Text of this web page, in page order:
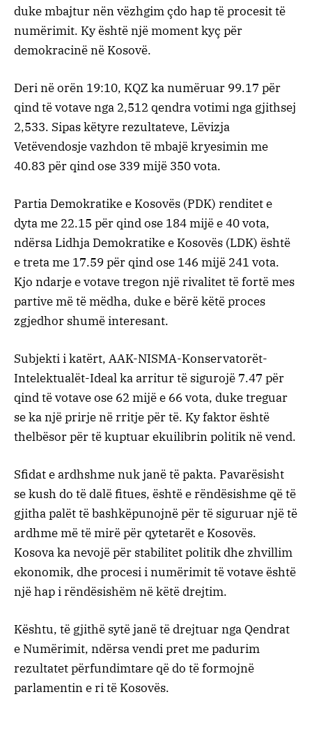
duke mbajtur nën vëzhgim çdo hap të procesit të
numërimit. Ky është një moment kyç për
demokracinë në Kosovë.
Deri në orën 19:10, KQZ ka numëruar 99.17 për
qind të votave nga 2,512 qendra votimi nga gjithsej
2,533. Sipas këtyre rezultateve, Lëvizja
Vetëvendosje vazhdon të mbajë kryesimin me
40.83 për qind ose 339 mijë 350 vota.
Partia Demokratike e Kosovës (PDK) renditet e
dyta me 22.15 për qind ose 184 mijë e 40 vota,
ndërsa Lidhja Demokratike e Kosovës (LDK) është
e treta me 17.59 për qind ose 146 mijë 241 vota.
Kjo ndarje e votave tregon një rivalitet të fortë mes
partive më të mëdha, duke e bërë këtë proces
zgjedhor shumë interesant.
Subjekti i katërt, AAK-NISMA-Konservatorët-
Intelektualët-Ideal ka arritur të sigurojë 7.47 për
qind të votave ose 62 mijë e 66 vota, duke treguar
se ka një prirje në rritje për të. Ky faktor është
thelbësor për të kuptuar ekuilibrin politik në vend.
Sfidat e ardhshme nuk janë të pakta. Pavarësisht
se kush do të dalë fitues, është e rëndësishme që të
gjitha palët të bashkëpunojnë për të siguruar një të
ardhme më të mirë për qytetarët e Kosovës.
Kosova ka nevojë për stabilitet politik dhe zhvillim
ekonomik, dhe procesi i numërimit të votave është
një hap i rëndësishëm në këtë drejtim.
Kështu, të gjithë sytë janë të drejtuar nga Qendrat
e Numërimit, ndërsa vendi pret me padurim
rezultatet përfundimtare që do të formojnë
parlamentin e ri të Kosovës.